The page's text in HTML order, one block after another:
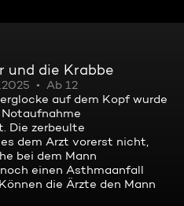
und die Krabbe
Ab 12
auf dem Kopf wurde
Die zerbeulte
dem Arzt vorerst nicht,
bei dem Mann
einen Asthmaanfall
die Ärzte den Mann